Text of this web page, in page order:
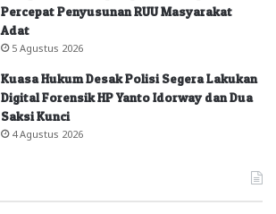
Percepat Penyusunan RUU Masyarakat
Adat
5 Agustus 2026
Kuasa Hukum Desak Polisi Segera Lakukan
Digital Forensik HP Yanto Idorway dan Dua
Saksi Kunci
4 Agustus 2026